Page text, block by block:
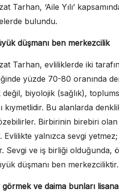
Tarhan, ‘Aile Yılı’
bulundu.
düşmanı ben merkezcilik
Tarhan, evliliklerde iki
yüzde 70-80 oranında
biyolojik (sağlık),
kıymetlidir. Bu alanlarda
Birbirinin birebiri
yalnızca sevgi
Sevgi ve iş birliği
düşmanı ben
ve daima bunları